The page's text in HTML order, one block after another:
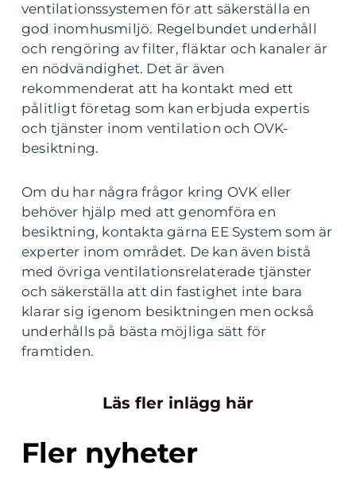
ventilationssystemen för att säkerställa en
god inomhusmiljö. Regelbundet underhåll
och rengöring av filter, fläktar och kanaler är
en nödvändighet. Det är även
rekommenderat att ha kontakt med ett
pålitligt företag som kan erbjuda expertis
och tjänster inom ventilation och OVK-
besiktning.
Om du har några frågor kring OVK eller
behöver hjälp med att genomföra en
besiktning, kontakta gärna EE System som är
experter inom området. De kan även bistå
med övriga ventilationsrelaterade tjänster
och säkerställa att din fastighet inte bara
klarar sig igenom besiktningen men också
underhålls på bästa möjliga sätt för
framtiden.
Läs fler inlägg här
Fler nyheter